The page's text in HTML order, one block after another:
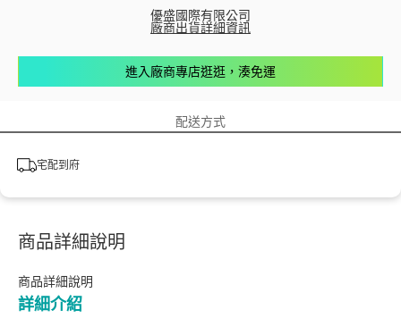
優盛國際有限公司
廠商出貨詳細資訊
進入廠商專店逛逛，湊免運
配送方式
宅配到府
商品詳細說明
商品詳細說明
詳細介紹